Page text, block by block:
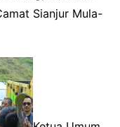
Sianjur Mula-